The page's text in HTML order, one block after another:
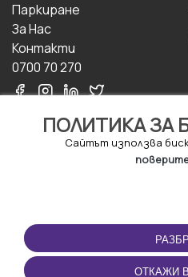
ПОЛИТИКА ЗА
Сайтът използва
ОТКАЖИ
Паркиране
За Hас
Контакти
0700 70 270
ПОЛЗВАНЕ
Правила и условия за
ползване